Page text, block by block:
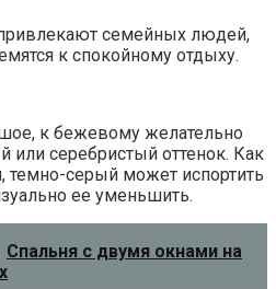
семейных людей,
к спокойному отдыху.
к бежевому желательно
или серебристый оттенок. Как
темно-серый может испортить
ее уменьшить.
Спальня с двумя окнами на